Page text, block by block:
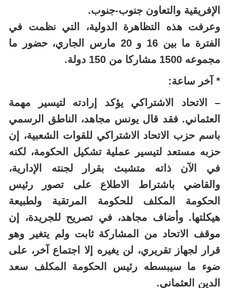
الإفريقية والتعاون جنوب-جنوب.
وعرفت هذه التظاهرة الدولية، التي نظمت في
الفترة ما بين 16 و 20 مارس الجاري، حضور ما
مجموعه 1500 مشاركا من 150 دولة.
* آخر ساعة:
– الاتحاد الاشتراكي يؤكد إرادته لتيسير مهمة
العثماني. فقد قال يونس مجاهد، الناطق الرسمي
باسم حزب الاتحاد الاشتراكي للقوات الشعبية، إن
حزبه مستعد لتيسير عملية تشكيل الحكومة، لكنه
في الآن ذاته متشبث بقرار لجنته الإدارية،
والقاضي باشتراط الاطلاع على تصور رئيس
الحكومة المكلف للحكومة المرتقبة ولطبيعة
هيكلتها. وأضاف مجاهد، في تصريح للجريدة، إن
موقف الاتحاد من المشاركة ثابت ولم يتغير وهو
قرار لجهاز تقريري، لن يغيره إلا اجتماع آخر، على
ضوء ما سيبسطه رئيس الحكومة المكلف سعد
الدين العثماني.